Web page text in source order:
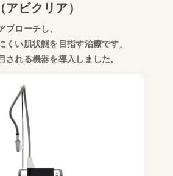
（アビクリア）
プローチし、
くい肌状態を目指す治療です。
される機器を導入しました。